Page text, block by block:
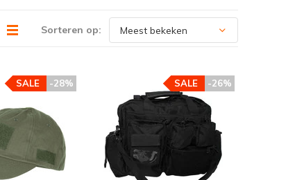
Sorteren op:
-28%
SALE -26%
SALE